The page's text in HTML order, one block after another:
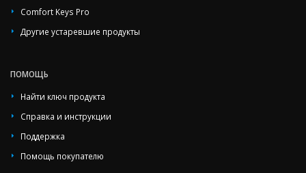
Comfort Keys Pro
Другие устаревшие продукты
ПОМОЩЬ
Найти ключ продукта
Справка и инструкции
Поддержка
Помощь покупателю